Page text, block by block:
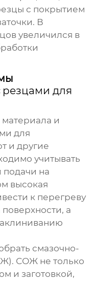
с покрытием
В
увеличился в
резцами для
и
для
и другие
учитывать
подачи на
высокая
к перегреву
а
смазочно-
СОЖ не только
и заготовкой,